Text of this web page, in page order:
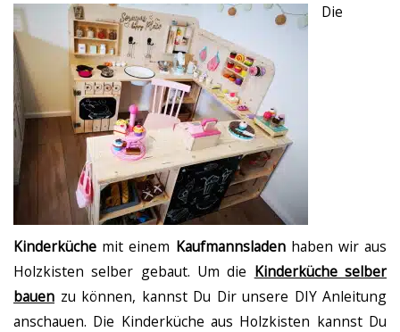
Die
Kinderküche mit einem Kaufmannsladenhaben wir aus
Holzkisten selber gebaut. Um die Kinderküche selber
bauen zu können, kannst Du Dir unsere DIY Anleitung
anschauen. Die Kinderküche aus Holzkisten kannst Du